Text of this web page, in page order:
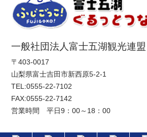
一般社団法人富士五湖観光連盟
〒403-0017
山梨県富士吉田市新西原5-2-1
TEL:0555-22-7102
FAX:0555-22-7142
営業時間 平日9：00～18：00